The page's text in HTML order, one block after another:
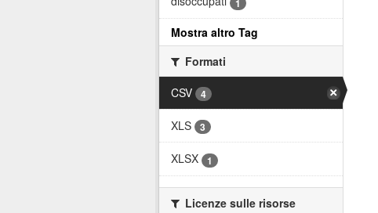
1
Mostra altro Tag
Formati
CSV
4
XLS 3
XLSX 1
Licenze sulle risorse